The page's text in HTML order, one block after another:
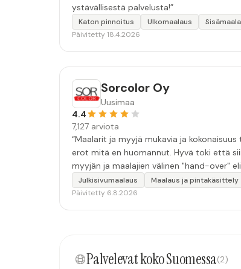
ystävällisestä palvelusta!”
Katon pinnoitus Ulkomaalaus
Päivitetty 18.4.2026
Sorcolor Oy
Uusimaa
4.4
7,127 arviota
“Maalarit ja myyjä mukavia ja
erot mitä en huomannut. Hyvä toki että
myyjän ja maalajien välinen "hand-over"
tulevaisuudessakin mahdollisuus että
Julkisivumaalaus Maalaus ja pintakäsittely
Päivitetty 6.8.2026
Palvelevat koko Suomessa(2)